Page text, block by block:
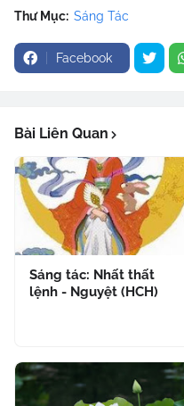
Thư Mục: Sáng Tác
Facebook
Bài Liên Quan
Sáng tác: Nhất thất
lệnh - Nguyệt (HCH)